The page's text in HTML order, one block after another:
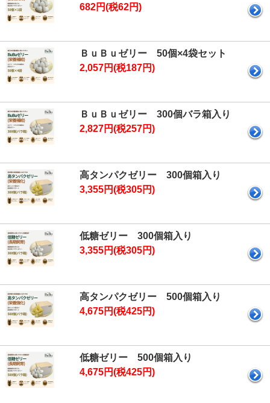
682円(税62円)
ＢｕＢｕゼリー 50個×4袋セット
2,057円(税187円)
ＢｕＢｕゼリー 300個バラ箱入り
2,827円(税257円)
高タンパクゼリー 300個箱入り
3,355円(税305円)
低糖ゼリー 300個箱入り
3,355円(税305円)
高タンパクゼリー 500個箱入り
4,675円(税425円)
低糖ゼリー 500個箱入り
4,675円(税425円)